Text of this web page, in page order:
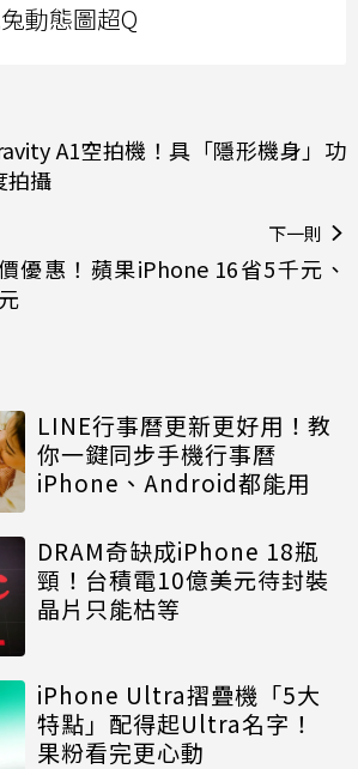
動態圖超Q
A1空拍機！具「隱形機身」功
拍攝
下一則
優惠！蘋果iPhone 16省5千元、
LINE行事曆更新更好用！教
你一鍵同步手機行事曆
iPhone、Android都能用
DRAM奇缺成iPhone 18瓶
頸！台積電10億美元待封裝
晶片只能枯等
iPhone Ultra摺疊機「5大
特點」配得起Ultra名字！
果粉看完更心動